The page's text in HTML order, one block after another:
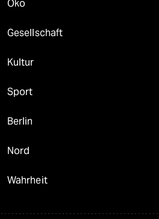
Öko
Gesellschaft
Kultur
Sport
Berlin
Nord
Wahrheit